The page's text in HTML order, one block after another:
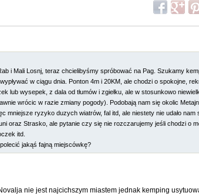
i Mali Losnj, teraz chcielibyśmy spróbować na Pag. Szukamy
w ciągu dnia. Ponton 4m i 20KM, ale chodzi o spokojne,
lub wysepek, z dala od tłumów i zgiełku, ale w stosunkowo
wrócic w razie zmiany pogody). Podobają nam się okolic
mniejsze ryzyko duzych wiatrów, fal itd, ale niestety nie udało nam
oraz Strasko, ale pytanie czy się nie rozczarujemy jeśli chodzi o
itd.
jakąś fajną miejscówkę?
nie jest najcichszym miastem jednak kemping